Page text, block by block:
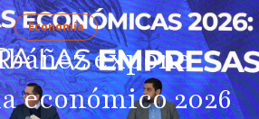
Economía
expone
económico 2026